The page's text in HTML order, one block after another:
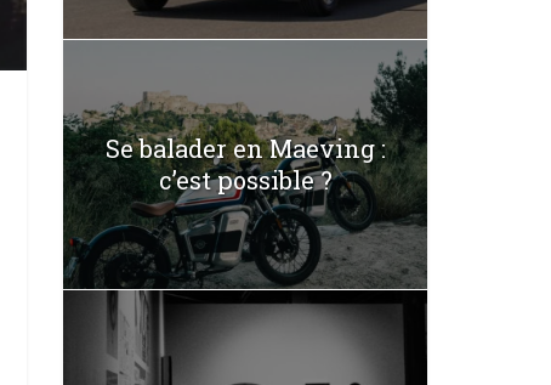
Se balader en Maeving :
c’est possible ?